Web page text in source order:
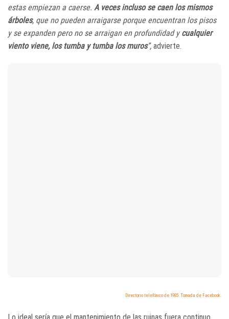
estas empiezan a caerse. A veces incluso se caen los mismos
árboles, que no pueden arraigarse porque encuentran los pisos
y se expanden pero no se arraigan en profundidad ycualquier
viento viene, los tumba y tumba los muros”, advierte.
Directorio telefónico de 1985. Tomada de Facebook.